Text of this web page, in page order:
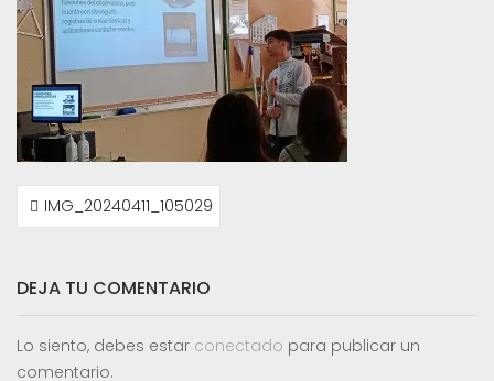
NAVEGACIÓN
DEIMG_20240411_105029
DEJA TU COMENTARIO
Lo siento, debes estar conectado para publicar un
comentario.